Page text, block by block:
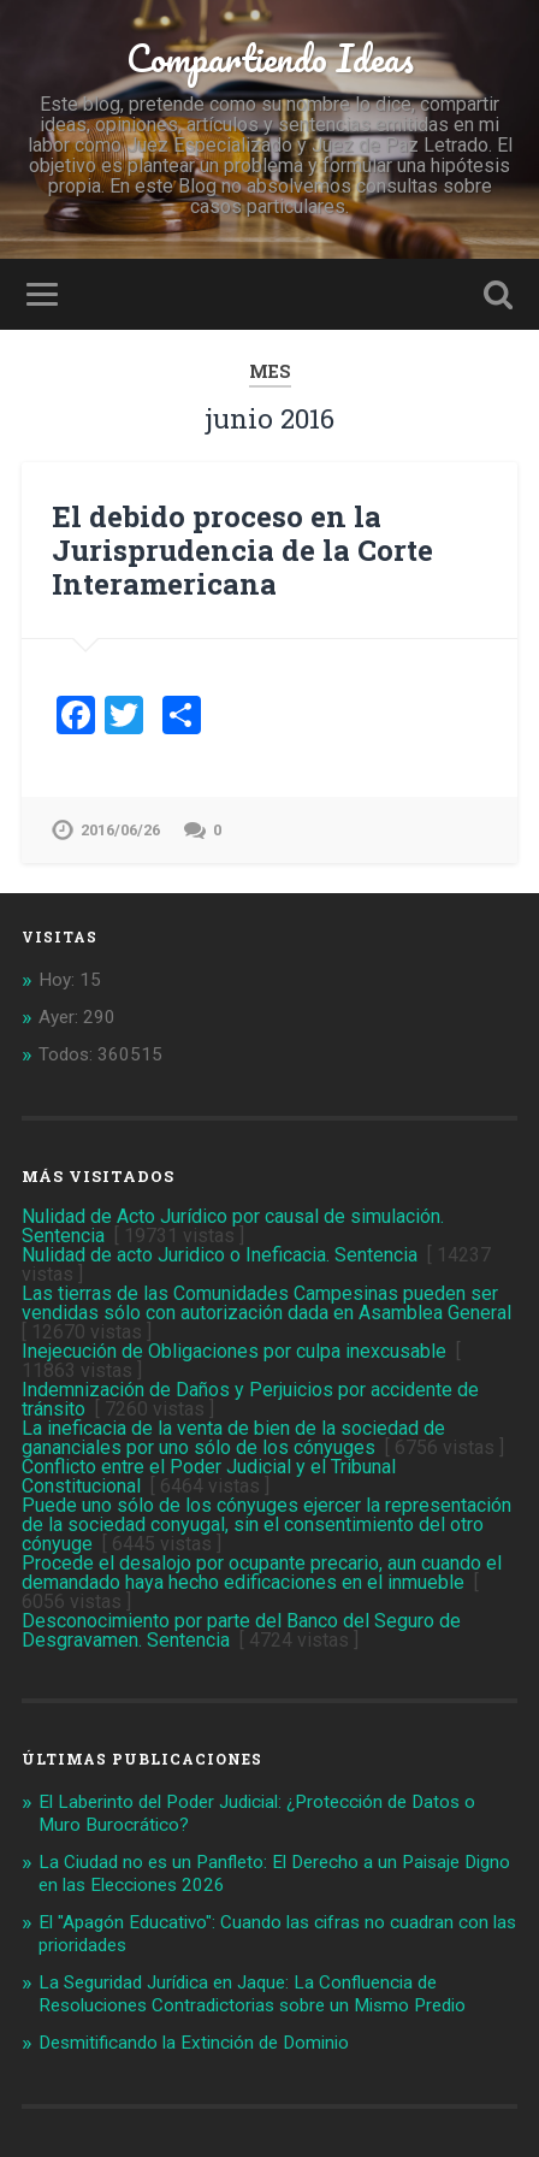
Compartiendo Ideas
Este blog, pretende como su nombre lo dice, compartir
ideas, opiniones, artículos y sentencias emitidas en mi
labor como Juez Especializado y Juez de Paz Letrado. El
objetivo es plantear un problema y formular una hipótesis
propia. En este Blog no absolvemos consultas sobre
casos particulares.
MES
junio 2016
El debido proceso en la
Jurisprudencia de la Corte
Interamericana
Facebook
TwitterCompartir
2016/06/26 0
VISITAS
Hoy: 15
Ayer: 290
Todos: 360515
MÁS VISITADOS
Nulidad de Acto Jurídico por causal de simulación.
Sentencia[ 19731 vistas ]
Nulidad de acto Juridico o Ineficacia. Sentencia[ 14237
vistas ]
Las tierras de las Comunidades Campesinas pueden ser
vendidas sólo con autorización dada en Asamblea General
[ 12670 vistas ]
Inejecución de Obligaciones por culpa inexcusable
11863 vistas ]
Indemnización de Daños y Perjuicios por accidente de
tránsito [ 7260 vistas ]
La ineficacia de la venta de bien de la sociedad de
gananciales por uno sólo de los cónyuges [ 6756 vistas ]
Conflicto entre el Poder Judicial y el Tribunal
Constitucional [ 6464 vistas ]
Puede uno sólo de los cónyuges ejercer la representación
de la sociedad conyugal, sin el consentimiento del otro
cónyuge [ 6445 vistas ]
Procede el desalojo por ocupante precario, aun cuando el
demandado haya hecho edificaciones en el inmueble
6056 vistas ]
Desconocimiento por parte del Banco del Seguro de
Desgravamen. Sentencia[ 4724 vistas ]
ÚLTIMAS PUBLICACIONES
El Laberinto del Poder Judicial: ¿Protección de Datos o
Muro Burocrático?
La Ciudad no es un Panfleto: El Derecho a un Paisaje Digno
en las Elecciones 2026
El "Apagón Educativo": Cuando las cifras no cuadran con las
prioridades
La Seguridad Jurídica en Jaque: La Confluencia de
Resoluciones Contradictorias sobre un Mismo Predio
Desmitificando la Extinción de Dominio